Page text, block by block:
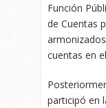
Función
de Cuentas
cuentas en
participó en